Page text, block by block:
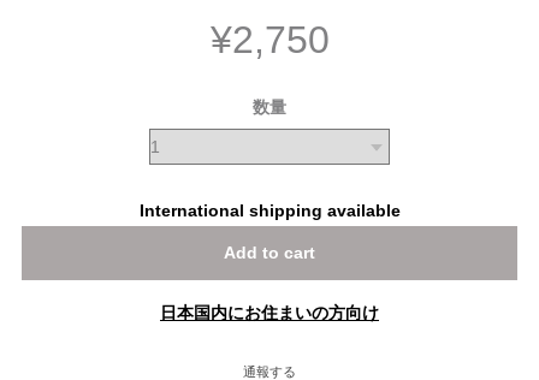
¥2,750
数量
International shipping available
Add to cart
日本国内にお住まいの方向け
通報する